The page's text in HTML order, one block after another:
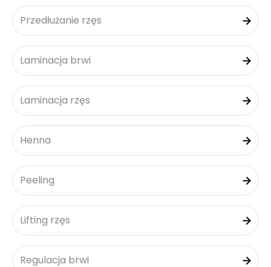
Przedłużanie rzęs
Laminacja brwi
Laminacja rzęs
Henna
Peeling
Lifting rzęs
Regulacja brwi